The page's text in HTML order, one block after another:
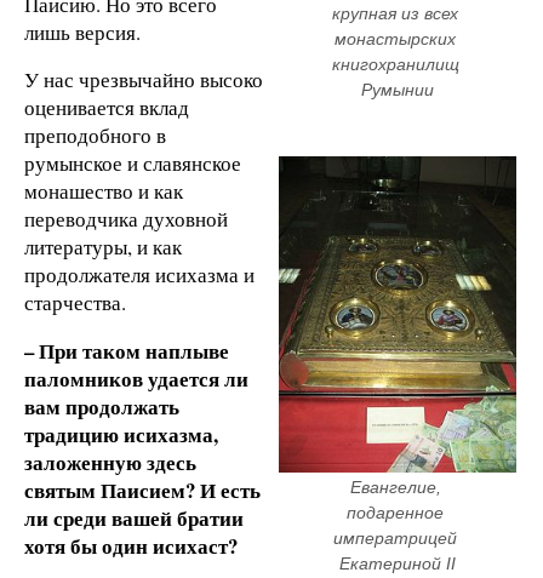
крупная из всех
монастырских
книгохранилищ
Румынии
Евангелие,
подаренное
императрицей
Екатериной II
лишь версия.
У нас чрезвычайно высоко
оценивается вклад
преподобного в
румынское и славянское
монашество и как
переводчика духовной
литературы, и как
продолжателя исихазма и
старчества.
– При таком наплыве
паломников удается ли
вам продолжать
традицию исихазма,
заложенную здесь
святым Паисием? И есть
ли среди вашей братии
хотя бы один исихаст?